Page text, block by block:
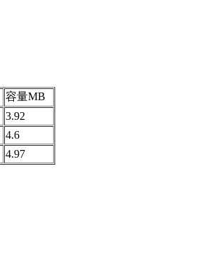
容量MB
3.92
4.6
4.97